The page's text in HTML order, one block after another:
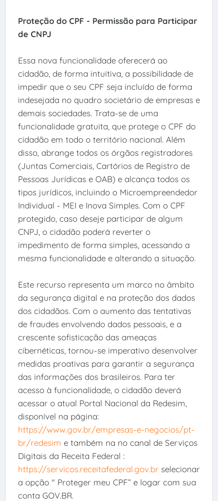
Proteção do CPF - Permissão para Participar
de CNPJ
Essa nova funcionalidade oferecerá ao
cidadão, de forma intuitiva, a possibilidade de
impedir que o seu CPF seja incluído de forma
indesejada no quadro societário de empresas e
demais sociedades. Trata-se de uma
funcionalidade gratuita, que protege o CPF do
cidadão em todo o território nacional. Além
disso, abrange todos os órgãos registradores
(Juntas Comerciais, Cartórios de Registro de
Pessoas Jurídicas e OAB) e alcança todos os
tipos jurídicos, incluindo o Microempreendedor
Individual - MEI e Inova Simples. Com o CPF
protegido, caso deseje participar de algum
CNPJ, o cidadão poderá reverter o
impedimento de forma simples, acessando a
mesma funcionalidade e alterando a situação.
Este recurso representa um marco no âmbito
da segurança digital e na proteção dos dados
dos cidadãos. Com o aumento das tentativas
de fraudes envolvendo dados pessoais, e a
crescente sofisticação das ameaças
cibernéticas, tornou-se imperativo desenvolver
medidas proativas para garantir a segurança
das informações dos brasileiros. Para ter
acesso à funcionalidade, o cidadão deverá
acessar o atual Portal Nacional da Redesim,
disponível na página:
https://www.gov.br/empresas-e-negocios/pt-
br/redesim e também na no canal de Serviços
Digitais da Receita Federal :
https://servicos.receitafederal.gov.br selecionar
a opção " Proteger meu CPF” e logar com sua
conta GOV.BR.